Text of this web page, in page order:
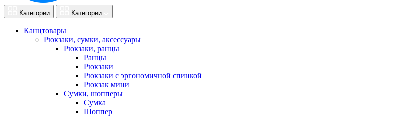
Категории Категории
Канцтовары
Рюкзаки, сумки, аксессуары
Рюкзаки, ранцы
Ранцы
Рюкзаки
Рюкзаки с эргономичной спинкой
Рюкзак мини
Сумки, шопперы
Сумка
Шоппер